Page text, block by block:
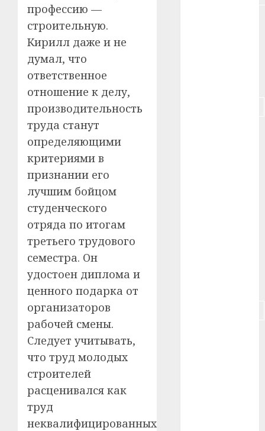
профессию —
строительную.
Кирилл даже и не
думал, что
ответственное
отношение к делу,
производительность
труда станут
определяющими
критериями в
признании его
лучшим бойцом
студенческого
отряда по итогам
третьего трудового
семестра. Он
удостоен диплома и
ценного подарка от
организаторов
рабочей смены.
Следует учитывать,
что труд молодых
строителей
расценивался как
труд
неквалифицированных